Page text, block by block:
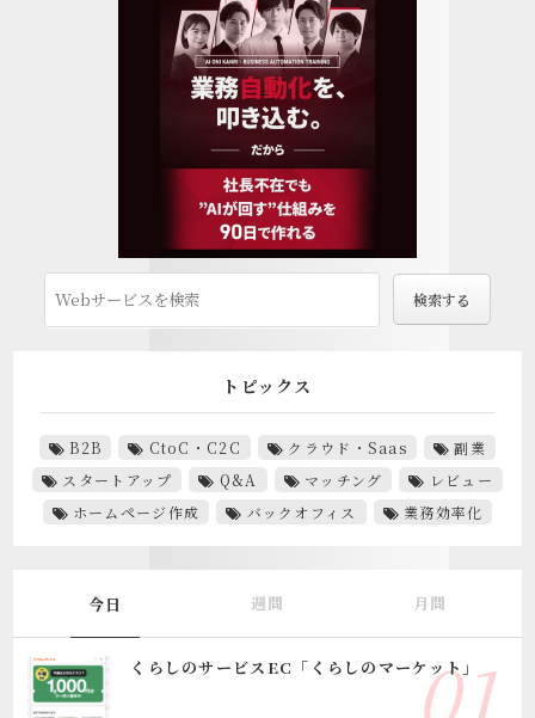
トピックス
B2B CtoC・C2C クラウド・Saas
副業
スタートアップ
Q&A マッチング
レビュー
ホームページ作成
バックオフィス 業務効率化
今日 週間 月間
くらしのサービスEC「くらしのマーケット」